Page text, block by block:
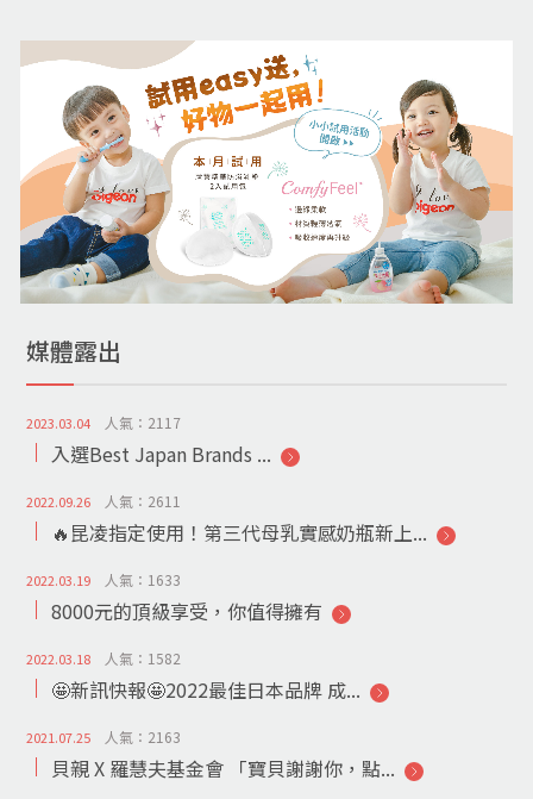
媒體露出
2023.03.04 人氣：2117
入選Best Japan Brands ...
2022.09.26 人氣：2611
🔥昆凌指定使用！第三代母乳實感奶瓶新上...
2022.03.19 人氣：1633
8000元的頂級享受，你值得擁有
2022.03.18 人氣：1582
🤩新訊快報🤩2022最佳日本品牌 成...
2021.07.25 人氣：2163
貝親 X 羅慧夫基金會 「寶貝謝謝你，點...